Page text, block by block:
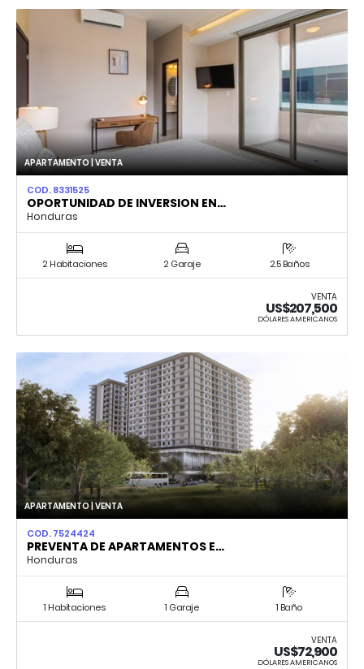
APARTAMENTO | VENTA
COD. 8331525
OPORTUNIDAD DE INVERSION EN…
Honduras
2 Habitaciones 2 Garaje 2.5 Baños
VENTA
US$207,500
DÓLARES AMERICANOS
APARTAMENTO | VENTA
COD. 7524424
PREVENTA DE APARTAMENTOS E…
Honduras
1 Habitaciones 1 Garaje 1 Baño
VENTA
US$72,900
DÓLARES AMERICANOS